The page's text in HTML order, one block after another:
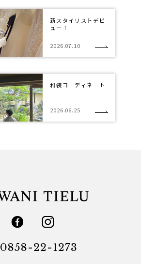
新スタイリストデビ
ュー！
2026.07.10
和装コーディネート
2026.06.25
0858-22-1273